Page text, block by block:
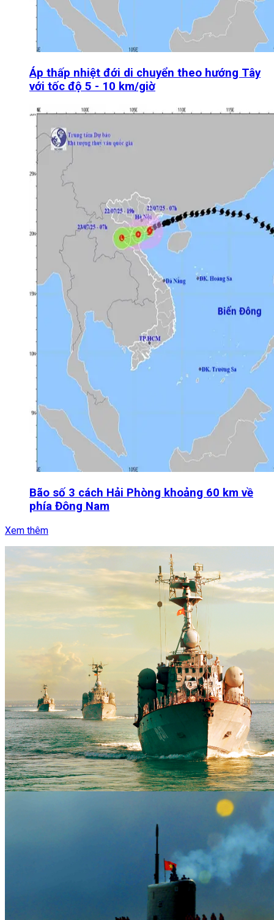
Áp thấp nhiệt đới di chuyển theo hướng Tây
với tốc độ 5 - 10 km/giờ
Bão số 3 cách Hải Phòng khoảng 60 km về
phía Đông Nam
Xem thêm